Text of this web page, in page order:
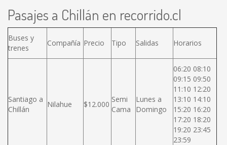
Pasajes a Chillán en recorrido.cl
Buses y
trenes
Compañía Precio Tipo Salidas Horarios
Santiago a
Chillán
Nilahue $12.000
Semi
Cama
Lunes a
Domingo
06:20 08:10
09:15 09:50
11:10 12:20
13:10 14:10
15:20 16:20
17:20 18:20
19:20 23:45
23:59